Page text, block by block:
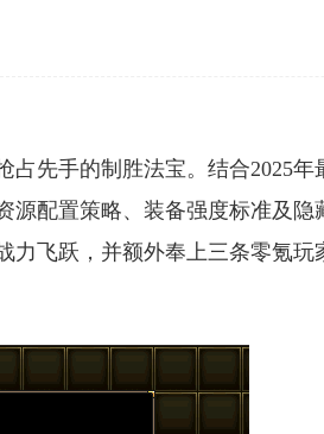
先手的制胜法宝。结合2025年
配置策略、装备强度标准及隐
力飞跃，并额外奉上三条零氪玩